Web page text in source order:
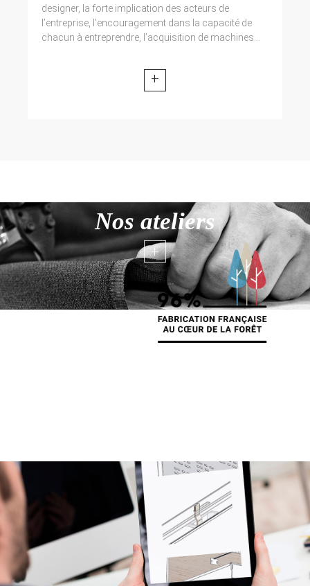
designer, la forte implication des acteurs de
l’entreprise, l’encouragement dans la capacité de
chacun à entreprendre, l’acquisition de machines...
+
Nos ateliers
+